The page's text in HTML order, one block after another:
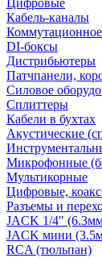
Цифровые
Кабель-каналы
DI-боксы
Дистрибьютеры
Патчпанели,
Силовое
Сплиттеры
Кабели в бухтах
Акустические
Микрофонные
Мультикорные
Цифровые,
Разъемы и
JACK 1/4"
JACK мини
RCA (тюльпан)